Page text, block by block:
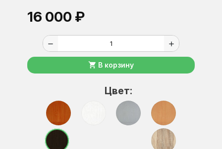
16 000 ₽
remove add
shopping_cart В корзину
Цвет: